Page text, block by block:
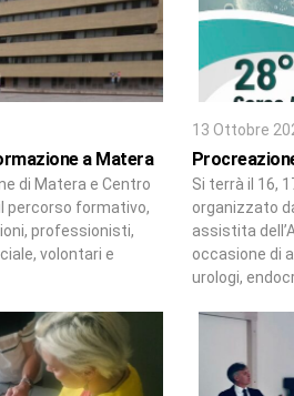
a Matera
di Matera e Centro
percorso formativo,
professionisti,
volontari e
13 Ottobre
Si terrà il 16,
organizzato
assistita
occasione di
urologi,